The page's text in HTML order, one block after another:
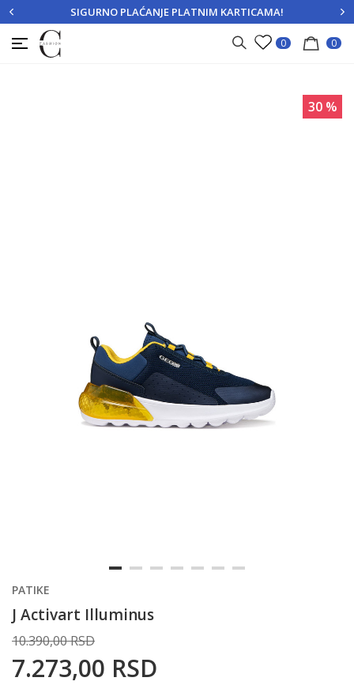
PRIJAVITE SE REGISTRUJTE SE
SIGURNO PLAĆANJE PLATNIM KARTICAMA!
0 0
30 %
PATIKE
J Activart Illuminus
10.390,00RSD
7.273,00 RSD